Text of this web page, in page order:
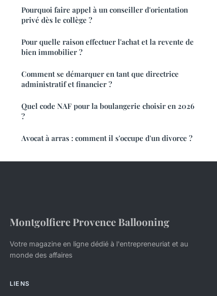
Pourquoi faire appel à un conseiller d'orientation
privé dès le collège ?
Pour quelle raison effectuer l'achat et la revente de
bien immobilier ?
Comment se démarquer en tant que directrice
administratif et financier ?
Quel code NAF pour la boulangerie choisir en 2026
?
Avocat à arras : comment il s'occupe d'un divorce ?
Montgolfiere Provence Ballooning
Votre magazine en ligne dédié à l'entrepreneuriat et au
monde des affaires
LIENS